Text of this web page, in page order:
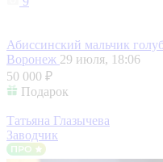
Абиссинский мальчик
Воронеж 29 июля, 18:06
50 000 ₽
Подарок
Татьяна Глазычева
Заводчик